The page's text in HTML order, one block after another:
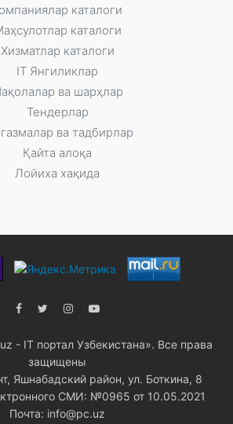
каталоги
каталоги
Xизматлар каталоги
IT Янгиликлар
ва шарҳлар
Тендерлар
ва тадбирлар
Қайта алоқа
Лойиха хақида
- IT портал Узбекистана». Все права
защищены
Яшнабадский район, ул. Боткина, 8
СМИ: №0965 от 10.05.2021
Почта: info@pc.uz